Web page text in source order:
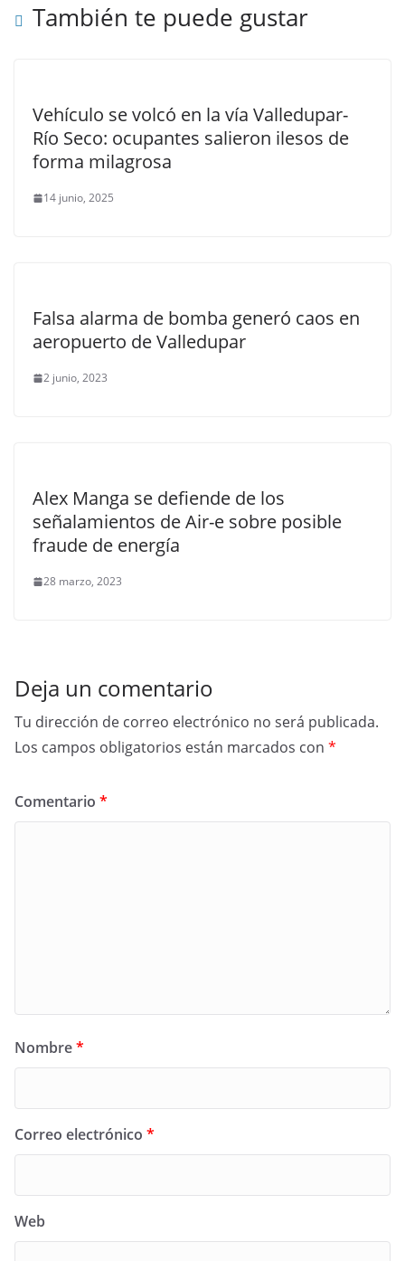
También te puede gustar
Vehículo se volcó en la vía Valledupar-
Río Seco: ocupantes salieron ilesos de
forma milagrosa
14 junio, 2025
Falsa alarma de bomba generó caos en
aeropuerto de Valledupar
2 junio, 2023
Alex Manga se defiende de los
señalamientos de Air-e sobre posible
fraude de energía
28 marzo, 2023
Deja un comentario
Tu dirección de correo electrónico no será publicada.
Los campos obligatorios están marcados con *
Comentario *
Nombre*
Correo electrónico *
Web